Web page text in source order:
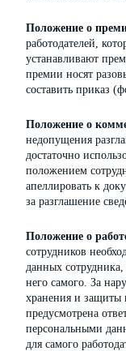
Положение о
работодателей,
устанавливают
премии носят
составить приказ
Положение о
недопущения
достаточно
положением
апеллировать к
за разглашение
Положение о
сотрудников
данных
него самого. За
хранения и защиты
предусмотрена
персональными
для самого